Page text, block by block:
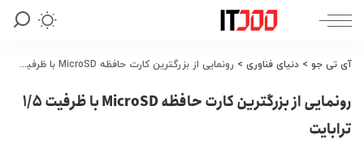
آی تی جو > دنیای فناوری > رونمایی از بزرگترین کارت حافظه MicroSD با ظرفیت 1/5 ترابایت
رونمایی از بزرگترین کارت حافظه MicroSD با ظرفیت 1/5
ترابایت